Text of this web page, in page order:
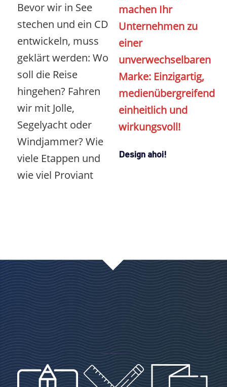
Bevor wir in See
stechen und ein CD
entwickeln, muss
geklärt werden: Wo
soll die Reise
hingehen? Fahren
wir mit Jolle,
Segelyacht oder
Windjammer? Wie
viele Etappen und
wie viel Proviant
machen Ihr
Unternehmen zu
einer
unverwechselbaren
Marke: Einzigartig,
medienübergreifend
einheitlich und
wirkungsvoll!
Design ahoi!